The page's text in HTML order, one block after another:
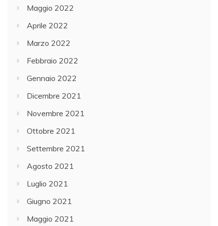
Maggio 2022
Aprile 2022
Marzo 2022
Febbraio 2022
Gennaio 2022
Dicembre 2021
Novembre 2021
Ottobre 2021
Settembre 2021
Agosto 2021
Luglio 2021
Giugno 2021
Maggio 2021